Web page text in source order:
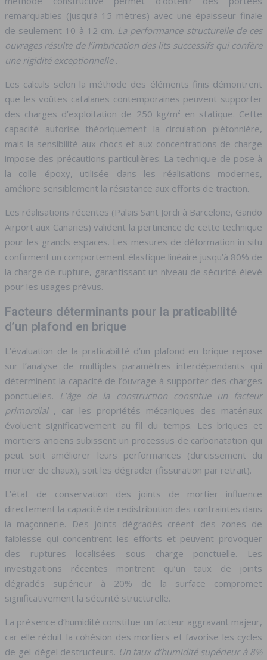
remarquables (jusqu’à 15 mètres) avec une épaisseur finale
de seulement 10 à 12 cm. La performance structurelle de ces
ouvrages résulte de l’imbrication des lits successifs qui confère
une rigidité exceptionnelle .
Les calculs selon la méthode des éléments finis démontrent
que les voûtes catalanes contemporaines peuvent supporter
des charges d’exploitation de 250 kg/m² en statique. Cette
capacité autorise théoriquement la circulation piétonnière,
mais la sensibilité aux chocs et aux concentrations de charge
impose des précautions particulières. La technique de pose à
la colle époxy, utilisée dans les réalisations modernes,
améliore sensiblement la résistance aux efforts de traction.
Les réalisations récentes (Palais Sant Jordi à Barcelone, Gando
Airport aux Canaries) valident la pertinence de cette technique
pour les grands espaces. Les mesures de déformation in situ
confirment un comportement élastique linéaire jusqu’à 80% de
la charge de rupture, garantissant un niveau de sécurité élevé
pour les usages prévus.
Facteurs déterminants pour la praticabilité
d’un plafond en brique
L’évaluation de la praticabilité d’un plafond en brique repose
sur l’analyse de multiples paramètres interdépendants qui
déterminent la capacité de l’ouvrage à supporter des charges
ponctuelles. L’âge de la construction constitue un facteur
primordial , car les propriétés mécaniques des matériaux
évoluent significativement au fil du temps. Les briques et
mortiers anciens subissent un processus de carbonatation qui
peut soit améliorer leurs performances (durcissement du
mortier de chaux), soit les dégrader (fissuration par retrait).
L’état de conservation des joints de mortier influence
directement la capacité de redistribution des contraintes dans
la maçonnerie. Des joints dégradés créent des zones de
faiblesse qui concentrent les efforts et peuvent provoquer
des ruptures localisées sous charge ponctuelle. Les
investigations récentes montrent qu’un taux de joints
dégradés supérieur à 20% de la surface compromet
significativement la sécurité structurelle.
La présence d’humidité constitue un facteur aggravant majeur,
car elle réduit la cohésion des mortiers et favorise les cycles
de gel-dégel destructeurs. Un taux d’humidité supérieur à 8%